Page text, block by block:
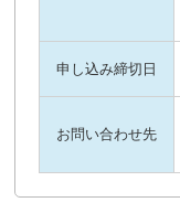
申し込み締切日
お問い合わせ先